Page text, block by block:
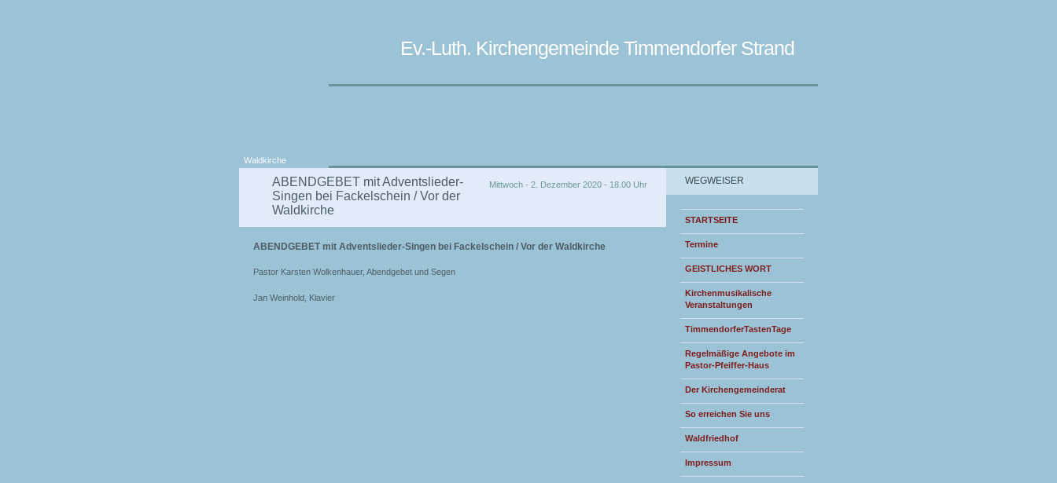
Ev.-Luth. Kirchengemeinde Timmendorfer Strand
Waldkirche
Mittwoch - 2. Dezember 2020 - 18.00 Uhr
ABENDGEBET mit Adventslieder-
Singen bei Fackelschein / Vor der
Waldkirche
ABENDGEBET mit Adventslieder-Singen bei Fackelschein / Vor der Waldkirche
Pastor Karsten Wolkenhauer, Abendgebet und Segen
Jan Weinhold, Klavier
WEGWEISER
STARTSEITE
Termine
GEISTLICHES WORT
Kirchenmusikalische
Veranstaltungen
TimmendorferTastenTage
Regelmäßige Angebote im
Pastor-Pfeiffer-Haus
Der Kirchengemeinderat
So erreichen Sie uns
Waldfriedhof
Impressum